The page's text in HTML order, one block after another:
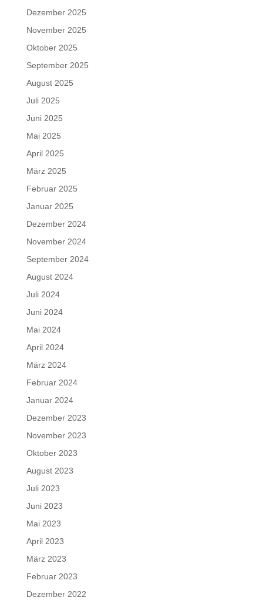
Dezember 2025
November 2025
Oktober 2025
September 2025
August 2025
Juli 2025
Juni 2025
Mai 2025
April 2025
März 2025
Februar 2025
Januar 2025
Dezember 2024
November 2024
September 2024
August 2024
Juli 2024
Juni 2024
Mai 2024
April 2024
März 2024
Februar 2024
Januar 2024
Dezember 2023
November 2023
Oktober 2023
August 2023
Juli 2023
Juni 2023
Mai 2023
April 2023
März 2023
Februar 2023
Dezember 2022